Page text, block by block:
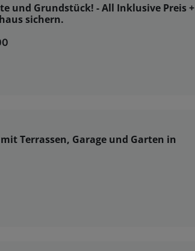
und Grundstück! - All Inklusive Preis +
sichern.
Terrassen, Garage und Garten in